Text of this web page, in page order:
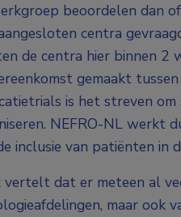
beoordelen dan
centra
de centra hier binnen 2
gemaakt
is het streven
NEFRO-NL werkt
inclusie van patiënten in
vertelt dat er meteen al
maar ook